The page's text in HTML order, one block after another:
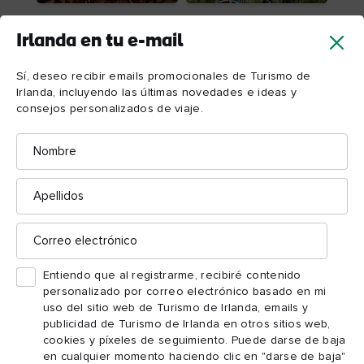
Irlanda en tu e-mail
Sí, deseo recibir emails promocionales de Turismo de
Irlanda, incluyendo las últimas novedades e ideas y
consejos personalizados de viaje.
Nombre
Apellidos
Correo
electrónico
Entiendo que al registrarme, recibiré contenido
personalizado por correo electrónico basado en mi
uso del sitio web de Turismo de Irlanda, emails y
publicidad de Turismo de Irlanda en otros sitios web,
cookies y píxeles de seguimiento. Puede darse de baja
en cualquier momento haciendo clic en "darse de baja"
Cargar más
Irlanda en tu e-mail
Sí, deseo recibir emails promocionales de Turismo de
Irlanda, incluyendo las últimas novedades e ideas y
consejos personalizados de viaje.